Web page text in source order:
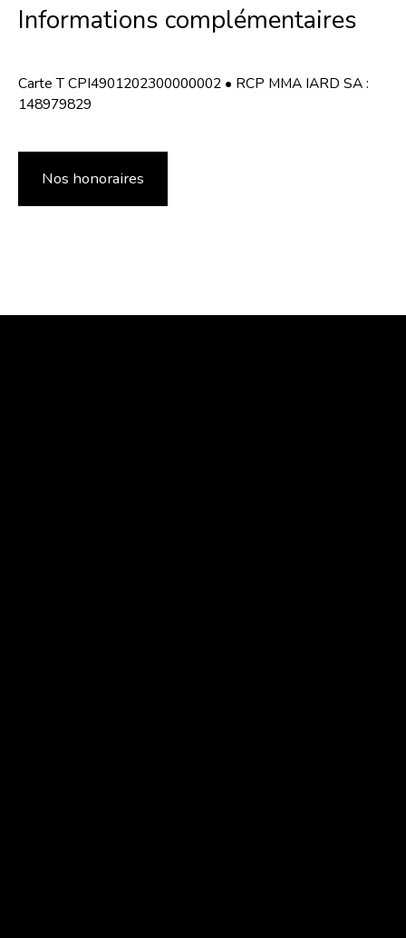
Informations complémentaires
Carte T CPI4901202300000002 • RCP MMA IARD SA :
148979829
Nos honoraires